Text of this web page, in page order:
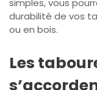
simples, vous
durabilité de vos
ou en bois.
Les